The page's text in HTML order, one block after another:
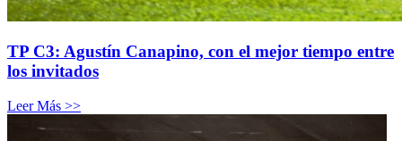
TP C3: Agustín Canapino, con el mejor tiempo entre
los invitados
Leer Más >>